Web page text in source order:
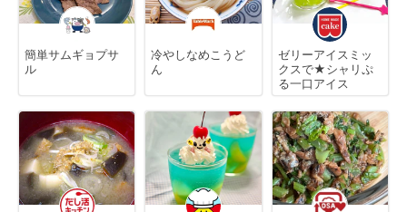
簡単サムギョプサ
ル
冷やしなめこうど
ん
ゼリーアイスミッ
クスで★シャリぷ
る一口アイス